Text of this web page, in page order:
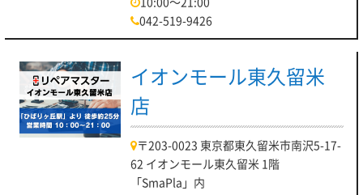
042-519-9426
イオンモール東久留米
店
〒203-0023 東京都東久留米市南沢5-17-
62 イオンモール東久留米 1階
「SmaPla」内